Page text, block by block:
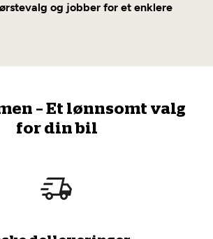
og jobber for et enklere
– Et lønnsomt valg
for din bil